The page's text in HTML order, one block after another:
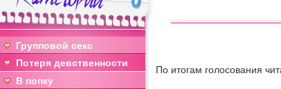
Групповой секс
Потеря девственности
В попку
По итогам голосования